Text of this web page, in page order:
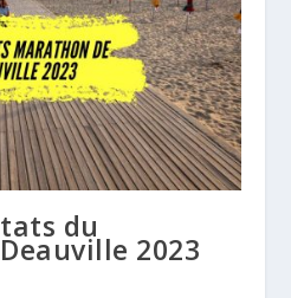
du
2023